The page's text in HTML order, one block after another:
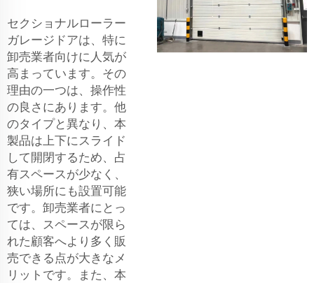
セクショナルローラー
ガレージドアは、特に
卸売業者向けに人気が
高まっています。その
理由の一つは、操作性
の良さにあります。他
のタイプと異なり、本
製品は上下にスライド
して開閉するため、占
有スペースが少なく、
狭い場所にも設置可能
です。卸売業者にとっ
ては、スペースが限ら
れた顧客へより多く販
売できる点が大きなメ
リットです。また、本